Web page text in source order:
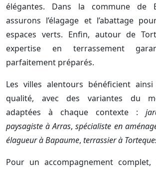
élégantes. Dans la commune de
assurons l’élagage et l’abattage
espaces verts. Enfin, autour de
expertise en terrassement
parfaitement préparés.
Les villes alentours bénéficient
qualité, avec des variantes du
adaptées à chaque contexte :
paysagiste à Arras,spécialiste en
élagueur à Bapaume, terrassier à
Pour un accompagnement complet,